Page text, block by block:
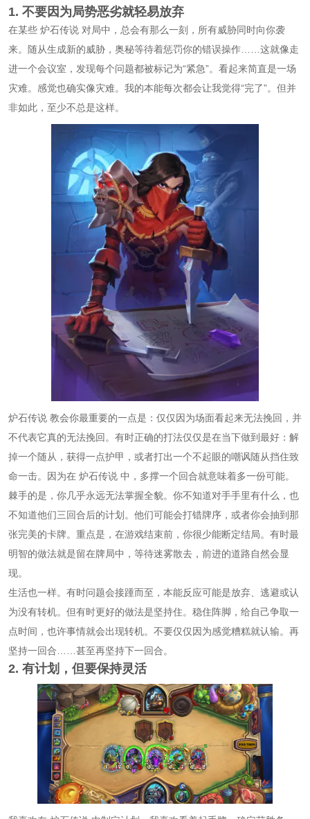
1. 不要因为局势恶劣就轻易放弃
在某些 炉石传说 对局中，总会有那么一刻，所有威胁同时向你袭
来。随从生成新的威胁，奥秘等待着惩罚你的错误操作……这就像走
进一个会议室，发现每个问题都被标记为“紧急”。看起来简直是一场
灾难。感觉也确实像灾难。我的本能每次都会让我觉得“完了”。但并
非如此，至少不总是这样。
炉石传说 教会你最重要的一点是：仅仅因为场面看起来无法挽回，并
不代表它真的无法挽回。有时正确的打法仅仅是在当下做到最好：解
掉一个随从，获得一点护甲，或者打出一个不起眼的嘲讽随从挡住致
命一击。因为在 炉石传说 中，多撑一个回合就意味着多一份可能。
棘手的是，你几乎永远无法掌握全貌。你不知道对手手里有什么，也
不知道他们三回合后的计划。他们可能会打错牌序，或者你会抽到那
张完美的卡牌。重点是，在游戏结束前，你很少能断定结局。有时最
明智的做法就是留在牌局中，等待迷雾散去，前进的道路自然会显
现。
生活也一样。有时问题会接踵而至，本能反应可能是放弃、逃避或认
为没有转机。但有时更好的做法是坚持住。稳住阵脚，给自己争取一
点时间，也许事情就会出现转机。不要仅仅因为感觉糟糕就认输。再
坚持一回合……甚至再坚持下一回合。
2. 有计划，但要保持灵活